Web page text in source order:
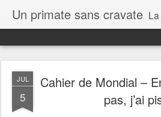
Un primate sans cravate
JUL
5
Cahier de Mondial –
pas, j’ai